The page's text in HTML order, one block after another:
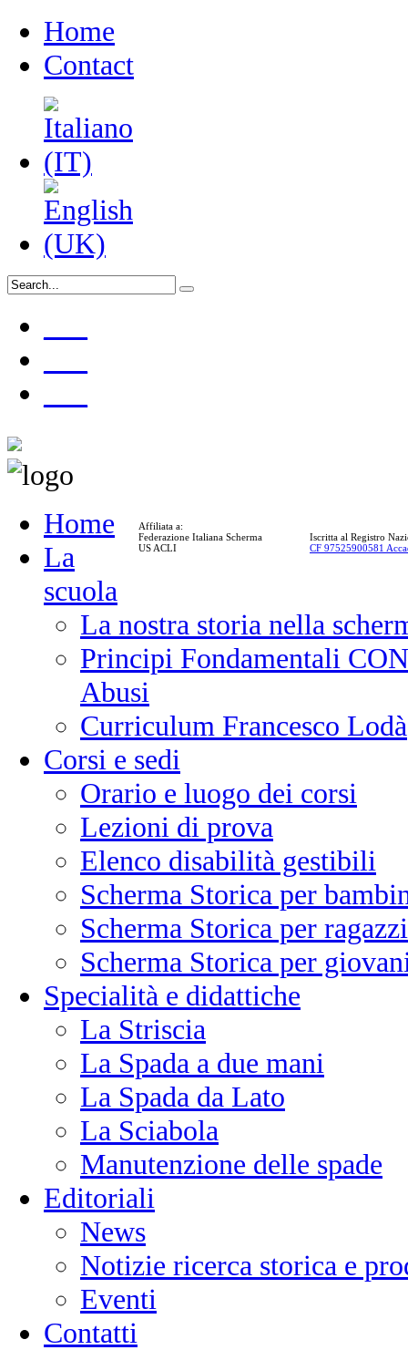
Home
Contact
Affiliata a:
Federazione Italiana Scherma
US ACLI
Iscritta al Registro
CF 97525900581
Home
La
scuola
La nostra storia nella
Principi Fondamentali
Abusi
Curriculum Francesco Lodà
Corsi e sedi
Orario e luogo dei corsi
Lezioni di prova
Elenco disabilità gestibili
Scherma Storica per
Scherma Storica per ragazzi
Scherma Storica per
Specialità e didattiche
La Striscia
La Spada a due mani
La Spada da Lato
La Sciabola
Manutenzione delle spade
Editoriali
News
Notizie ricerca storica e
Eventi
Contatti